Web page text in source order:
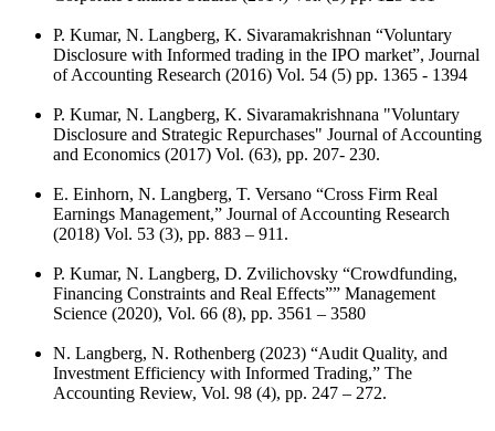
P. Kumar, N. Langberg, K. Sivaramakrishnan “Voluntary
Disclosure with Informed trading in the IPO market”, Journal
of Accounting Research (2016) Vol. 54 (5) pp. 1365 - 1394
P. Kumar, N. Langberg, K. Sivaramakrishnana "Voluntary
Disclosure and Strategic Repurchases" Journal of Accounting
and Economics (2017) Vol. (63), pp. 207- 230.
E. Einhorn, N. Langberg, T. Versano “Cross Firm Real
Earnings Management,” Journal of Accounting Research
(2018) Vol. 53 (3), pp. 883 – 911.
P. Kumar, N. Langberg, D. Zvilichovsky “Crowdfunding,
Financing Constraints and Real Effects”” Management
Science (2020), Vol. 66 (8), pp. 3561 – 3580
N. Langberg, N. Rothenberg (2023) “Audit Quality, and
Investment Efficiency with Informed Trading,” The
Accounting Review, Vol. 98 (4), pp. 247 – 272.